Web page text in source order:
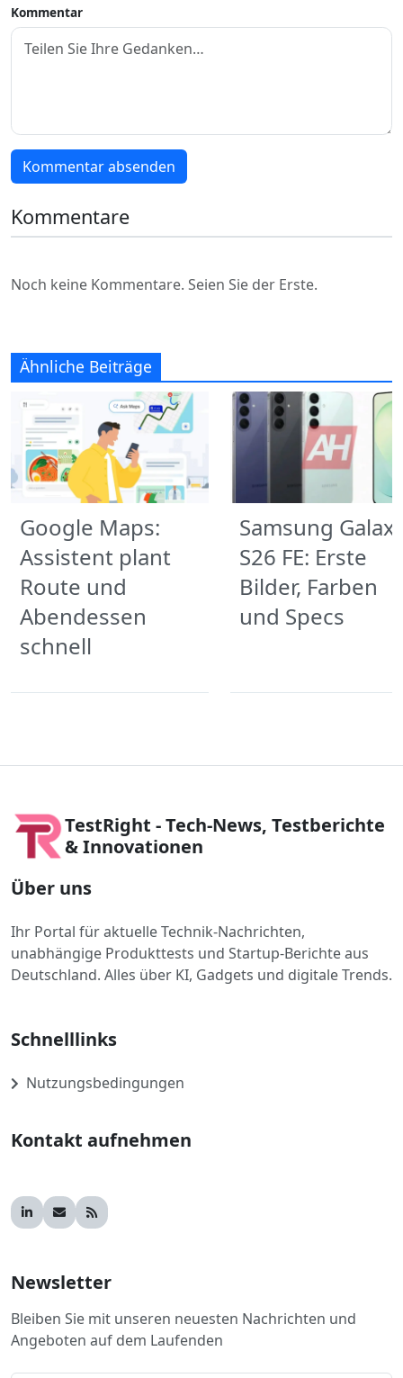
Kommentar
Kommentar absenden
Kommentare
Noch keine Kommentare. Seien Sie der Erste.
Ähnliche Beiträge
Google Maps:
Assistent plant
Route und
Abendessen
schnell
Samsung
S26 FE: Erste
Bilder, Farben
und Specs
TestRight - Tech-News, Testberichte
& Innovationen
Über uns
Ihr Portal für aktuelle Technik-Nachrichten,
unabhängige Produkttests und Startup-Berichte aus
Deutschland. Alles über KI, Gadgets und digitale Trends.
Schnelllinks
Nutzungsbedingungen
Kontakt aufnehmen
Newsletter
Bleiben Sie mit unseren neuesten Nachrichten und
Angeboten auf dem Laufenden